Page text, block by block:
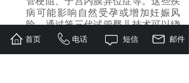
病可能影响自然受孕或增加妊娠风
险，通过第三代试管婴儿技术可以绕
过这些障碍实现生育愿望。
免疫性不孕患者
：如存在抗精子抗
首页 电话 短信 邮件